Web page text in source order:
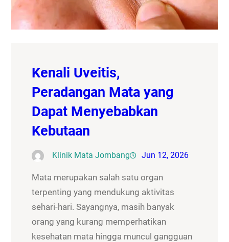
Kenali Uveitis,
Peradangan Mata yang
Dapat Menyebabkan
Kebutaan
Klinik Mata Jombang Jun 12, 2026
Mata merupakan salah satu organ
terpenting yang mendukung aktivitas
sehari-hari. Sayangnya, masih banyak
orang yang kurang memperhatikan
kesehatan mata hingga muncul gangguan